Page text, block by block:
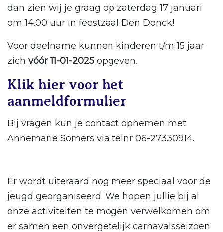
dan zien wij je graag op zaterdag 17 januari
om 14.00 uur in feestzaal Den Donck!
Voor deelname kunnen kinderen t/m 15 jaar
zich vóór 11-01-2025 opgeven.
Klik hier voor het
aanmeldformulier
Bij vragen kun je contact opnemen met
Annemarie Somers via telnr 06-27330914.
Er wordt uiteraard nog meer speciaal voor de
jeugd georganiseerd. We hopen jullie bij al
onze activiteiten te mogen verwelkomen om
er samen een onvergetelijk carnavalsseizoen